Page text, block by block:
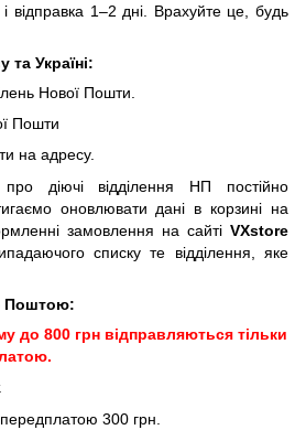
відправка 1–2 дні. Врахуйте це, будь
Україні:
Нової Пошти.
Пошти
на адресу.
про діючі відділення НП постійно
оновлювати дані в корзині на
замовлення на сайті VXstore
списку те відділення, яке
Поштою:
до 800 грн відправляються тільки
300 грн.